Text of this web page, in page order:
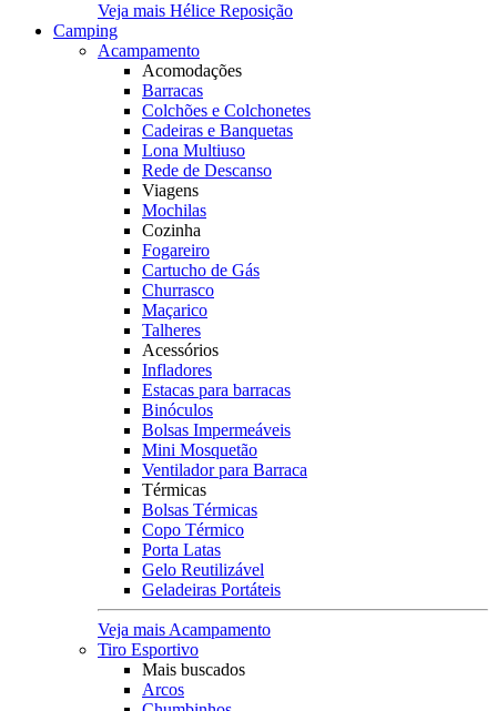
Veja mais Hélice Reposição
Camping
Acampamento
Acomodações
Barracas
Colchões e Colchonetes
Cadeiras e Banquetas
Lona Multiuso
Rede de Descanso
Viagens
Mochilas
Cozinha
Fogareiro
Cartucho de Gás
Churrasco
Maçarico
Talheres
Acessórios
Infladores
Estacas para barracas
Binóculos
Bolsas Impermeáveis
Mini Mosquetão
Ventilador para Barraca
Térmicas
Bolsas Térmicas
Copo Térmico
Porta Latas
Gelo Reutilizável
Geladeiras Portáteis
Veja mais Acampamento
Tiro Esportivo
Mais buscados
Arcos